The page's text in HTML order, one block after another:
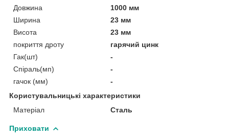
Довжина
1000 мм
Ширина
23 мм
Висота
23 мм
покриття дроту
гарячий цинк
Гак(шт)
-
Спіраль(мп)
-
гачок (мм)
-
Користувальницькі характеристики
Матеріал
Сталь
Приховати